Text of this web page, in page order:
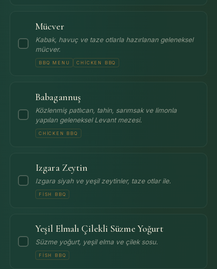
Mücver
Kabak, havuç ve taze otlarla hazırlanan geleneksel
mücver.
BBQ MENU CHICKEN BBQ
Babagannuş
Közlenmiş patlıcan, tahin, sarımsak ve limonla
yapılan geleneksel Levant mezesi.
CHICKEN BBQ
Izgara Zeytin
Izgara siyah ve yeşil zeytinler, taze otlar ile.
FISH BBQ
Yeşil Elmalı Çilekli Süzme Yoğurt
Süzme yoğurt, yeşil elma ve çilek sosu.
FISH BBQ